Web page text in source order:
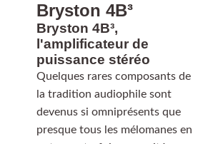
Bryston 4B³
Bryston 4B³,
l'amplificateur de
puissance stéréo
Quelques rares composants de
la tradition audiophile sont
devenus si omniprésents que
presque tous les mélomanes en